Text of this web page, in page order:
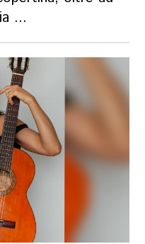
...